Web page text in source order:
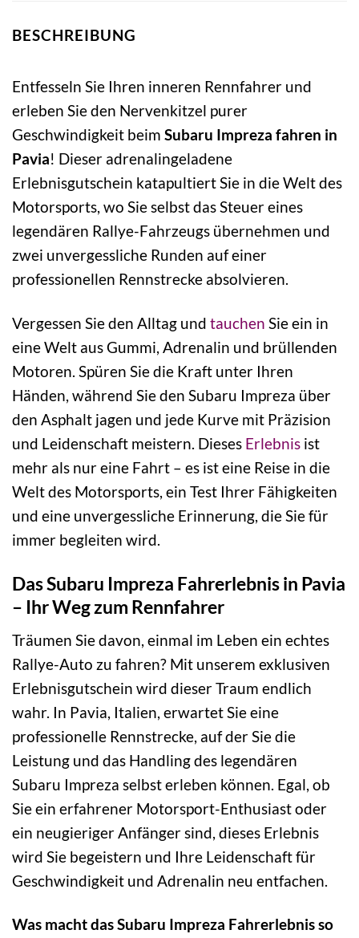
BESCHREIBUNG
Entfesseln Sie Ihren inneren Rennfahrer und
erleben Sie den Nervenkitzel purer
Geschwindigkeit beim Subaru Impreza fahren in
Pavia! Dieser adrenalingeladene
Erlebnisgutschein katapultiert Sie in die Welt des
Motorsports, wo Sie selbst das Steuer eines
legendären Rallye-Fahrzeugs übernehmen und
zwei unvergessliche Runden auf einer
professionellen Rennstrecke absolvieren.
Vergessen Sie den Alltag und tauchen Sie ein in
eine Welt aus Gummi, Adrenalin und brüllenden
Motoren. Spüren Sie die Kraft unter Ihren
Händen, während Sie den Subaru Impreza über
den Asphalt jagen und jede Kurve mit Präzision
und Leidenschaft meistern. Dieses Erlebnis ist
mehr als nur eine Fahrt – es ist eine Reise in die
Welt des Motorsports, ein Test Ihrer Fähigkeiten
und eine unvergessliche Erinnerung, die Sie für
immer begleiten wird.
Das Subaru Impreza Fahrerlebnis in Pavia
– Ihr Weg zum Rennfahrer
Träumen Sie davon, einmal im Leben ein echtes
Rallye-Auto zu fahren? Mit unserem exklusiven
Erlebnisgutschein wird dieser Traum endlich
wahr. In Pavia, Italien, erwartet Sie eine
professionelle Rennstrecke, auf der Sie die
Leistung und das Handling des legendären
Subaru Impreza selbst erleben können. Egal, ob
Sie ein erfahrener Motorsport-Enthusiast oder
ein neugieriger Anfänger sind, dieses Erlebnis
wird Sie begeistern und Ihre Leidenschaft für
Geschwindigkeit und Adrenalin neu entfachen.
Was macht das Subaru Impreza Fahrerlebnis so